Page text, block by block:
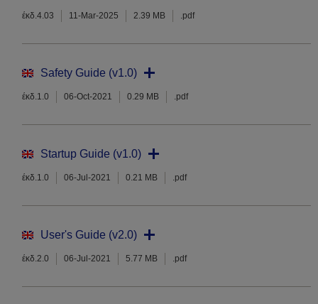
έκδ.4.03 11-Mar-2025 2.39 MB .pdf
Safety Guide (v1.0)
έκδ.1.0 06-Oct-2021 0.29 MB .pdf
Startup Guide (v1.0)
έκδ.1.0 06-Jul-2021 0.21 MB .pdf
User's Guide (v2.0)
έκδ.2.0 06-Jul-2021 5.77 MB .pdf